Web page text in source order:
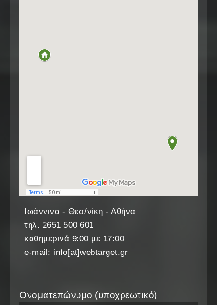
Ιωάννινα - Θεσ/νίκη - Αθήνα
τηλ. 2651 500 601
καθημερινά 9:00 με 17:00
e-mail: info[at]webtarget.gr
Ονοματεπώνυμο (υποχρεωτικό)